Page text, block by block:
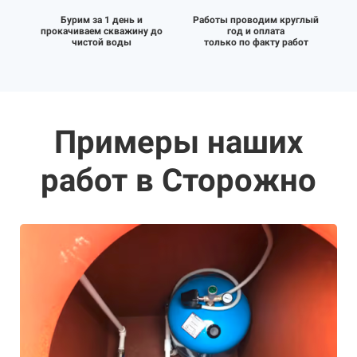
Бурим за 1 день и
прокачиваем скважину до
чистой воды
Работы проводим круглый
год и оплата
только по факту работ
Примеры наших
работ в Сторожно